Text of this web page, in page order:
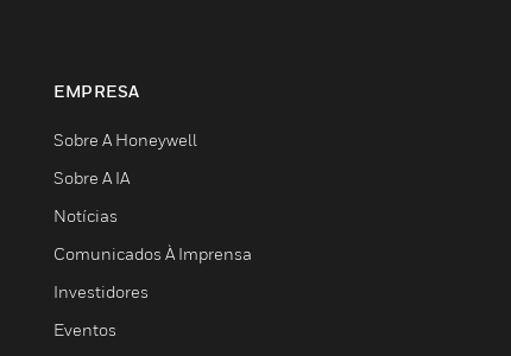
EMPRESA
Sobre A Honeywell
Sobre A IA
Notícias
Comunicados À Imprensa
Investidores
Eventos